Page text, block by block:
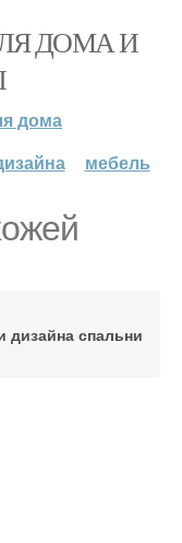
ДОМА И
дома
мебель
дизайна спальни